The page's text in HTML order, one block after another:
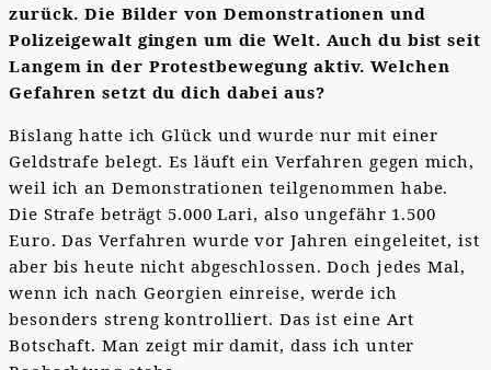
zurück. Die Bilder von Demonstrationen und
Polizeigewalt gingen um die Welt. Auch du bist seit
Langem in der Protestbewegung aktiv. Welchen
Gefahren setzt du dich dabei aus?
Bislang hatte ich Glück und wurde nur mit einer
Geldstrafe belegt. Es läuft ein Verfahren gegen mich,
weil ich an Demonstrationen teilgenommen habe.
Die Strafe beträgt 5.000 Lari, also ungefähr 1.500
Euro. Das Verfahren wurde vor Jahren eingeleitet, ist
aber bis heute nicht abgeschlossen. Doch jedes Mal,
wenn ich nach Georgien einreise, werde ich
besonders streng kontrolliert. Das ist eine Art
Botschaft. Man zeigt mir damit, dass ich unter